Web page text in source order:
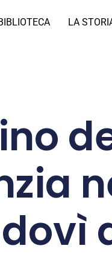
LA